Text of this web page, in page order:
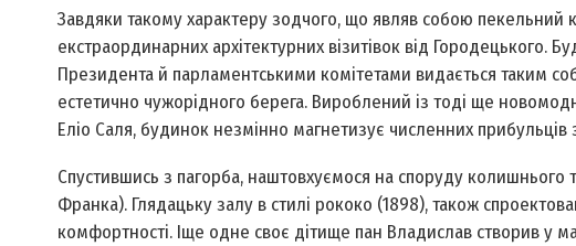
Завдяки такому характеру зодчого, що являв собою пекельний
екстраординарних архітектурних візитівок від Городецького.
Президента й парламентськими комітетами видається таким
естетично чужорідного берега. Вироблений із тоді ще
Еліо Саля, будинок незмінно магнетизує численних прибульців
Спустившись з пагорба, наштовхуємося на споруду
Франка). Глядацьку залу в стилі рококо (1898), також
комфортності. Іще одне своє дітище пан Владислав створив у